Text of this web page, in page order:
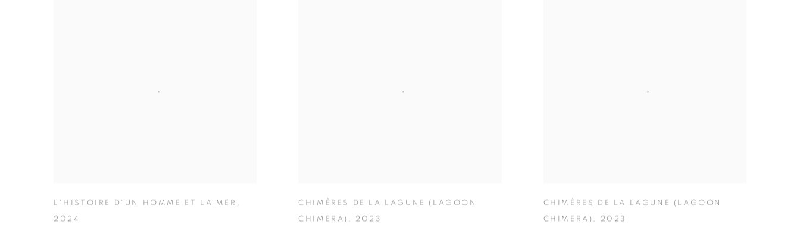
L'HISTOIRE D'UN HOMME ET LA MER ,
2024
CHIMÈRES DE LA LAGUNE (LAGOON
CHIMERA) , 2023
CHIMÈRES DE LA LAGUNE (LAGOON
CHIMERA) , 2023